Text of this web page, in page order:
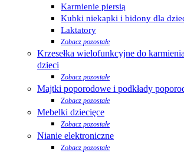
Karmienie piersią
Kubki niekapki i bidony dla
Laktatory
Zobacz pozostałe
Krzesełka wielofunkcyjne do karmienia
dzieci
Zobacz pozostałe
Majtki poporodowe i podkłady
Zobacz pozostałe
Mebelki dziecięce
Zobacz pozostałe
Nianie elektroniczne
Zobacz pozostałe